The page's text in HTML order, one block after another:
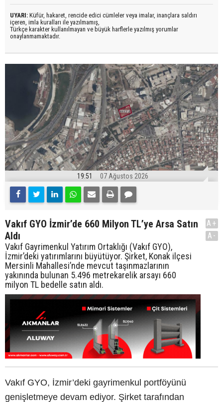
UYARI: Küfür, hakaret, rencide edici cümleler veya imalar, inançlara saldırı
içeren, imla kuralları ile yazılmamış,
Türkçe karakter kullanılmayan ve büyük harflerle yazılmış yorumlar
onaylanmamaktadır.
19:51 07 Ağustos 2026
Vakıf GYO İzmir’de 660 Milyon TL’ye Arsa Satın
Aldı
Vakıf Gayrimenkul Yatırım Ortaklığı (Vakıf GYO),
İzmir’deki yatırımlarını büyütüyor. Şirket, Konak ilçesi
Mersinli Mahallesi’nde mevcut taşınmazlarının
yakınında bulunan 5.496 metrekarelik arsayı 660
milyon TL bedelle satın aldı.
A+
A-
Vakıf GYO, İzmir’deki gayrimenkul portföyünü
genişletmeye devam ediyor. Şirket tarafından